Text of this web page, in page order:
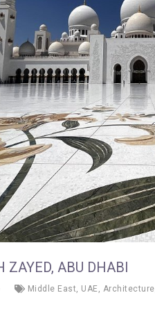
ZAYED, ABU DHABI
Middle East UAE Architecture